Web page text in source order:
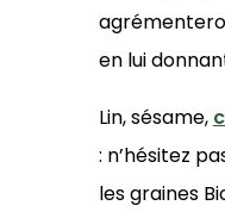
en lui
Lin, sésame,
: n’hésitez
les graines